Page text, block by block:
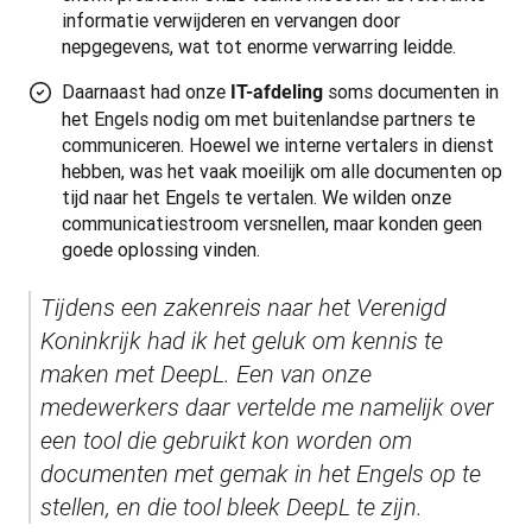
informatie verwijderen en vervangen door
nepgegevens, wat tot enorme verwarring leidde.
Daarnaast had onze IT-afdeling soms documenten in
het Engels nodig om met buitenlandse partners te
communiceren. Hoewel we interne vertalers in dienst
hebben, was het vaak moeilijk om alle documenten op
tijd naar het Engels te vertalen. We wilden onze
communicatiestroom versnellen, maar konden geen
goede oplossing vinden.
Tijdens een zakenreis naar het Verenigd
Koninkrijk had ik het geluk om kennis te
maken met DeepL. Een van onze
medewerkers daar vertelde me namelijk over
een tool die gebruikt kon worden om
documenten met gemak in het Engels op te
stellen, en die tool bleek DeepL te zijn.